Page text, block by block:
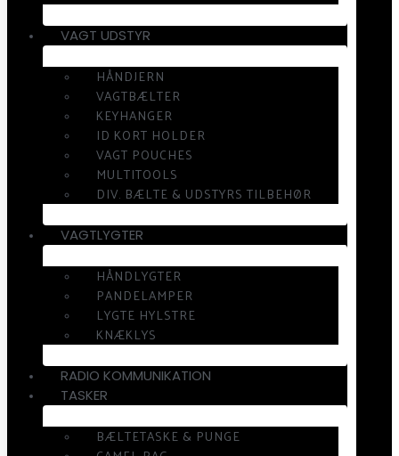
VAGT UDSTYR
HÅNDJERN
VAGTBÆLTER
KEYHANGER
ID KORT HOLDER
VAGT POUCHES
MULTITOOLS
DIV. BÆLTE & UDSTYRS TILBEHØR
VAGTLYGTER
HÅNDLYGTER
PANDELAMPER
LYGTE HYLSTRE
KNÆKLYS
RADIO KOMMUNIKATION
TASKER
BÆLTETASKE & PUNGE